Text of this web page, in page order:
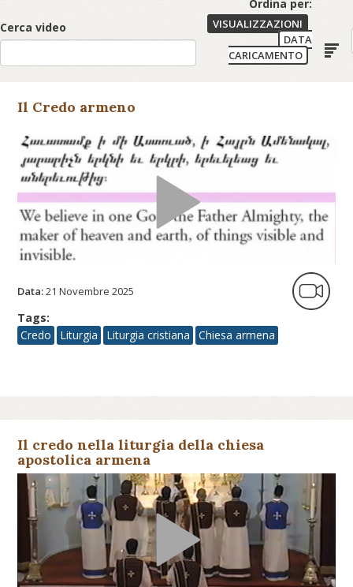
Cerca video
Ordina per:
VISUALIZZAZIONI
DATA
CARICAMENTO
Il Credo armeno
Data:21 Novembre 2025
Tags:
Credo
Liturgia Liturgia cristiana Chiesa armena
Il credo nella liturgia della chiesa
apostolica armena